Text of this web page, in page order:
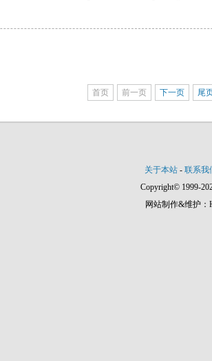
首页 前一页 下一页 尾
关于本站 - 联系我
Copyright© 1999-
网站制作&维护